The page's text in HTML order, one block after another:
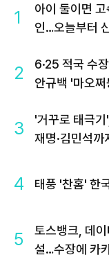
1
아이 둘이면
인…오늘부터
2
6·25 적국 수
안규백 '마오
3
'거꾸로 태극
재명·김민석
4 태풍 '찬홈' 한
5
토스뱅크, 데
설…수장에 카